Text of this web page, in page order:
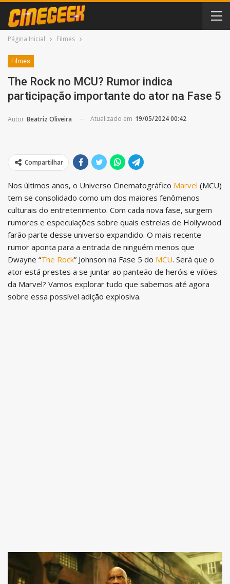
Página Inicial Filmes
Filmes
The Rock no MCU? Rumor indica
participação importante do ator na Fase 5
Autor Beatriz Oliveira Atualizado em 19/05/2024 00:42
Compartilhar
Nos últimos anos, o Universo Cinematográfico Marvel (MCU)
tem se consolidado como um dos maiores fenômenos
culturais do entretenimento. Com cada nova fase, surgem
rumores e especulações sobre quais estrelas de Hollywood
farão parte desse universo expandido. O mais recente
rumor aponta para a entrada de ninguém menos que
Dwayne “The Rock” Johnson na Fase 5 do MCU. Será que o
ator está prestes a se juntar ao panteão de heróis e vilões
da Marvel? Vamos explorar tudo que sabemos até agora
sobre essa possível adição explosiva.